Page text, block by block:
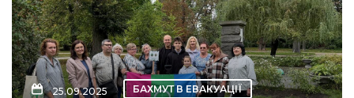
новини
25.09.2025 БАХМУТ В ЕВАКУАЦІЇ